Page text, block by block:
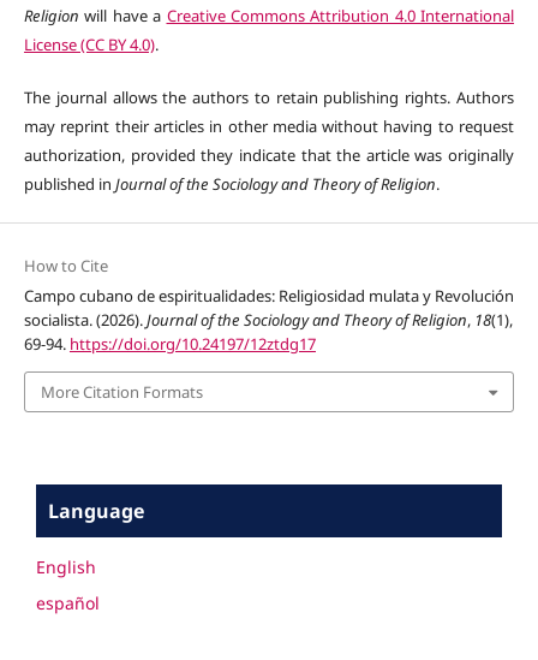
Religion will have a Creative Commons Attribution 4.0 International
License (CC BY 4.0).
The journal allows the authors to retain publishing rights. Authors
may reprint their articles in other media without having to request
authorization, provided they indicate that the article was originally
published in Journal of the Sociology and Theory of Religion.
How to Cite
Campo cubano de espiritualidades: Religiosidad mulata y Revolución
socialista. (2026).Journal of the Sociology and Theory of Religion, 18(1),
69-94. https://doi.org/10.24197/12ztdg17
More Citation Formats
Language
English
español